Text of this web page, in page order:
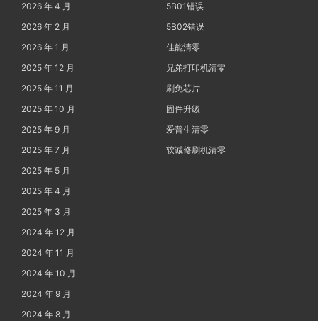
2026 年 4 月
2026 年 2 月
2026 年 1 月
2025 年 12 月
2025 年 11 月
2025 年 10 月
2025 年 9 月
2025 年 7 月
2025 年 5 月
2025 年 4 月
2025 年 3 月
2024 年 12 月
2024 年 11 月
2024 年 10 月
2024 年 9 月
2024 年 8 月
5B01错误
5B02错误
佳能清零
兄弟打印机清零
刷免芯片
固件升级
爱普生清零
软诚修刷机清零